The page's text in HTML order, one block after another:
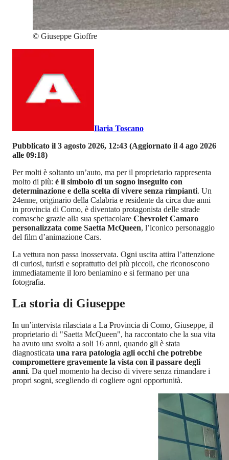
© Giuseppe Gioffre
Ilaria Toscano
Pubblicato il 3 agosto 2026, 12:43 (Aggiornato il 4 ago 2026
alle 09:18)
Per molti è soltanto un’auto, ma per il proprietario rappresenta
molto di più: è il simbolo di un sogno inseguito con
determinazione e della scelta di vivere senza rimpianti. Un
24enne, originario della Calabria e residente da circa due anni
in provincia di Como, è diventato protagonista delle strade
comasche grazie alla sua spettacolare Chevrolet Camaro
personalizzata come Saetta McQueen, l’iconico personaggio
del film d’animazione Cars.
La vettura non passa inosservata. Ogni uscita attira l’attenzione
di curiosi, turisti e soprattutto dei più piccoli, che riconoscono
immediatamente il loro beniamino e si fermano per una
fotografia.
La storia di Giuseppe
In un’intervista rilasciata a La Provincia di Como, Giuseppe, il
proprietario di "Saetta McQueen", ha raccontato che la sua vita
ha avuto una svolta a soli 16 anni, quando gli è stata
diagnosticata una rara patologia agli occhi che potrebbe
compromettere gravemente la vista con il passare degli
anni. Da quel momento ha deciso di vivere senza rimandare i
propri sogni, scegliendo di cogliere ogni opportunità.